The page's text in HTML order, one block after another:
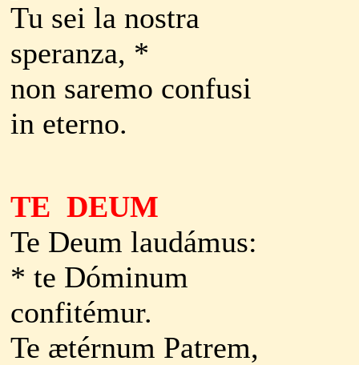
Tu sei la nostra
speranza, *
non saremo confusi
in eterno.
TE DEUM
Te Deum laudámus:
* te Dóminum
confitémur.
Te ætérnum Patrem,